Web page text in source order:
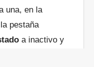
una, en la
pestaña
a inactivo y